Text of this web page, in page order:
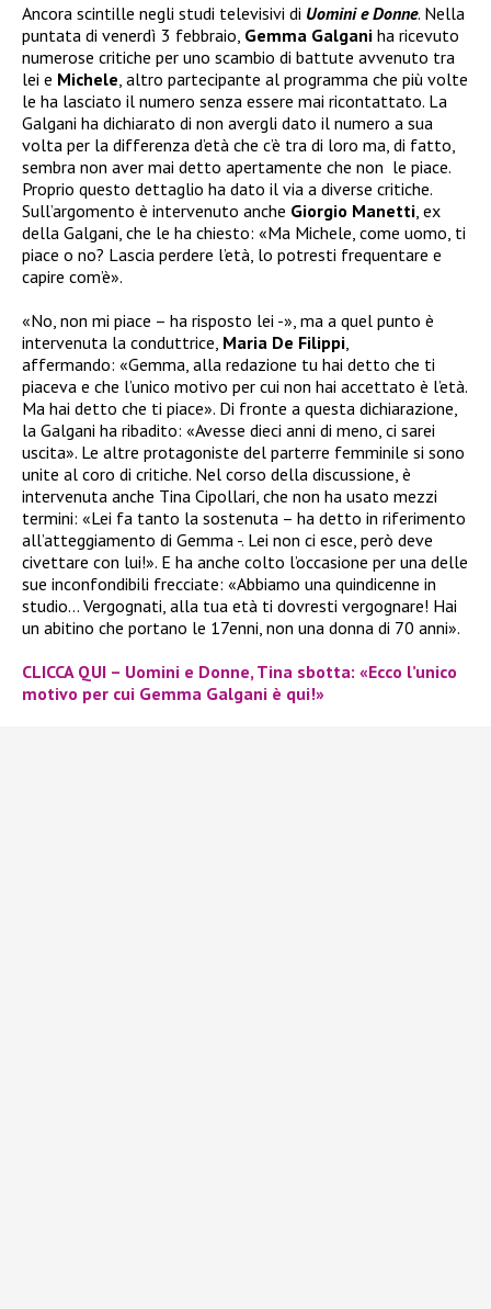
Ancora scintille negli studi televisivi di Uomini e Donne. Nella
puntata di venerdì 3 febbraio, Gemma Galgani ha ricevuto
numerose critiche per uno scambio di battute avvenuto tra
lei e Michele , altro partecipante al programma che più volte
le ha lasciato il numero senza essere mai ricontattato. La
Galgani ha dichiarato di non avergli dato il numero a sua
volta per la differenza d’età che c’è tra di loro ma, di fatto,
sembra non aver mai detto apertamente che non le piace.
Proprio questo dettaglio ha dato il via a diverse critiche.
Sull’argomento è intervenuto anche Giorgio Manetti , ex
della Galgani, che le ha chiesto: «Ma Michele, come uomo, ti
piace o no? Lascia perdere l’età, lo potresti frequentare e
capire com’è».
«No, non mi piace – ha risposto lei -», ma a quel punto è
intervenuta la conduttrice, Maria De Filippi
affermando: «Gemma, alla redazione tu hai detto che ti
piaceva e che l’unico motivo per cui non hai accettato è l’età.
Ma hai detto che ti piace». Di fronte a questa dichiarazione,
la Galgani ha ribadito: «Avesse dieci anni di meno, ci sarei
uscita». Le altre protagoniste del parterre femminile si sono
unite al coro di critiche. Nel corso della discussione, è
intervenuta anche Tina Cipollari, che non ha usato mezzi
termini: «Lei fa tanto la sostenuta – ha detto in riferimento
all’atteggiamento di Gemma -. Lei non ci esce, però deve
civettare con lui!». E ha anche colto l’occasione per una delle
sue inconfondibili frecciate: «Abbiamo una quindicenne in
studio… Vergognati, alla tua età ti dovresti vergognare! Hai
un abitino che portano le 17enni, non una donna di 70 anni».
CLICCA QUI – Uomini e Donne, Tina sbotta: «Ecco l’unico
motivo per cui Gemma Galgani è qui!»